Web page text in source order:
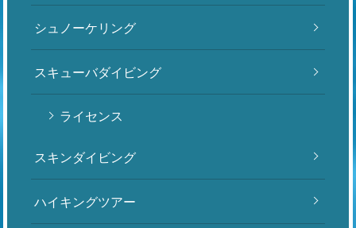
シュノーケリング
スキューバダイビング
ライセンス
スキンダイビング
ハイキングツアー